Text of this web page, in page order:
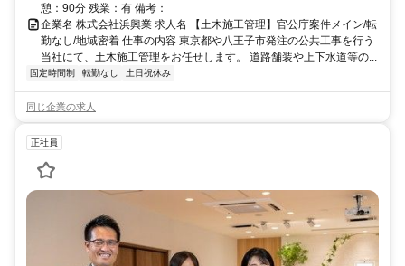
憩：90分 残業：有 備考：
企業名 株式会社浜興業 求人名 【土木施工管理】官公庁案件メイン/転
勤なし/地域密着 仕事の内容 東京都や八王子市発注の公共工事を行う
当社にて、土木施工管理をお任せします。 道路舗装や上下水道等の...
固定時間制 転勤なし 土日祝休み
同じ企業の求人
正社員